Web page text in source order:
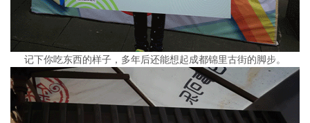
记下你吃东西的样子，多年后还能想起成都锦里古街的脚步。